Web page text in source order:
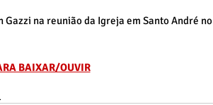
na reunião da Igreja em Santo André no
BAIXAR/OUVIR